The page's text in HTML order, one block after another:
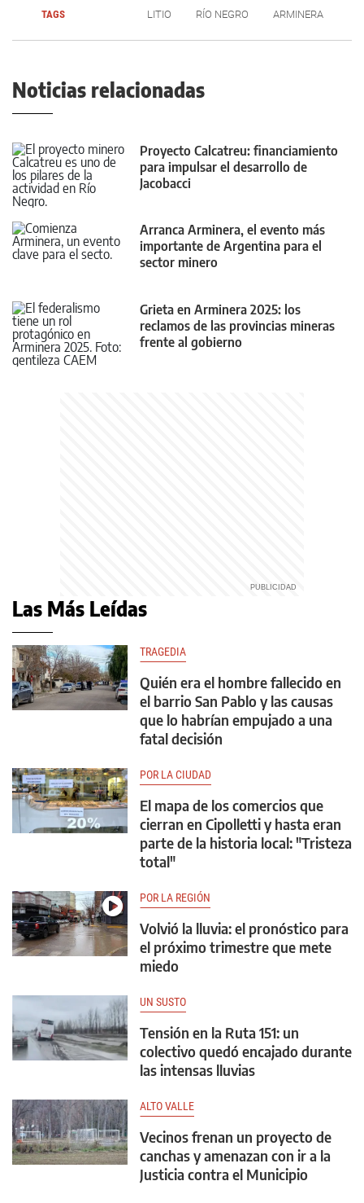
TAGS LITIO RÍO NEGRO ARMINERA
Noticias relacionadas
Proyecto Calcatreu: financiamiento
para impulsar el desarrollo de
Jacobacci
Arranca Arminera, el evento más
importante de Argentina para el
sector minero
Grieta en Arminera 2025: los
reclamos de las provincias mineras
frente al gobierno
Las Más Leídas
TRAGEDIA
Quién era el hombre fallecido en
el barrio San Pablo y las causas
que lo habrían empujado a una
fatal decisión
POR LA CIUDAD
El mapa de los comercios que
cierran en Cipolletti y hasta eran
parte de la historia local: "Tristeza
total"
POR LA REGIÓN
Volvió la lluvia: el pronóstico para
el próximo trimestre que mete
miedo
UN SUSTO
Tensión en la Ruta 151: un
colectivo quedó encajado durante
las intensas lluvias
ALTO VALLE
Vecinos frenan un proyecto de
canchas y amenazan con ir a la
Justicia contra el Municipio